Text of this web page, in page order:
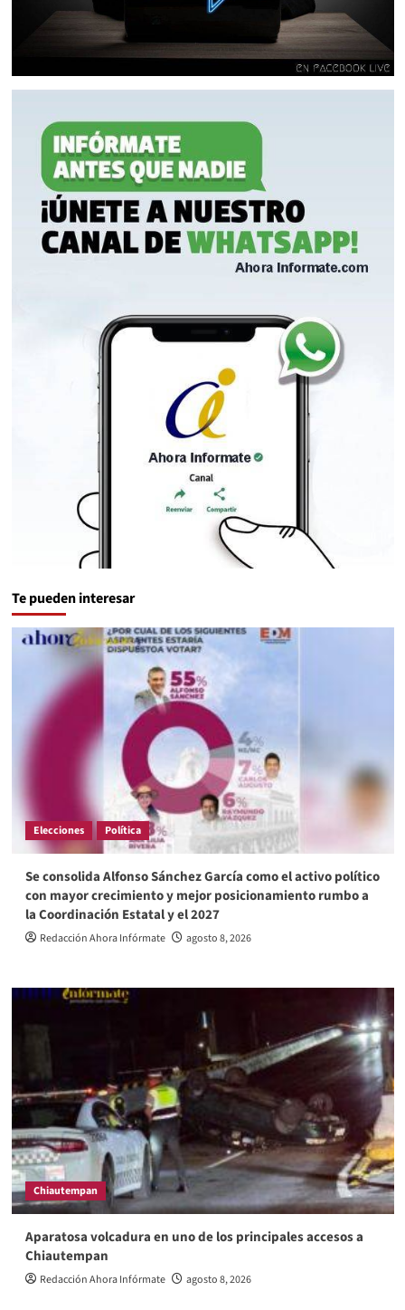
Te pueden interesar
Elecciones Política
Se consolida Alfonso Sánchez García como el activo político
con mayor crecimiento y mejor posicionamiento rumbo a
la Coordinación Estatal y el 2027
Redacción Ahora Infórmate agosto 8, 2026
Chiautempan
Aparatosa volcadura en uno de los principales accesos a
Chiautempan
Redacción Ahora Infórmate agosto 8, 2026